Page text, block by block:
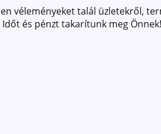
véleményeket talál üzletekről,
és pénzt takarítunk meg Önnek!